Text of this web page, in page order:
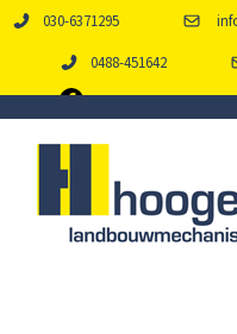
030-6371295
0488-451642